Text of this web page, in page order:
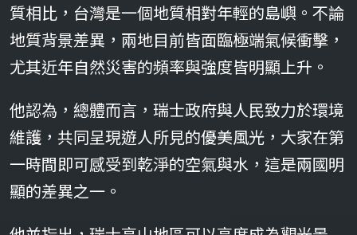
質相比，台灣是一個地質相對年輕的島嶼。不論
地質背景差異，兩地目前皆面臨極端氣候衝擊，
尤其近年自然災害的頻率與強度皆明顯上升。
他認為，總體而言，瑞士政府與人民致力於環境
維護，共同呈現遊人所見的優美風光，大家在第
一時間即可感受到乾淨的空氣與水，這是兩國明
顯的差異之一。